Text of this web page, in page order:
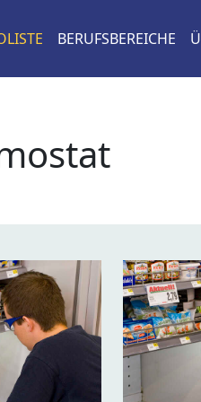
BERUFSBEREICHE